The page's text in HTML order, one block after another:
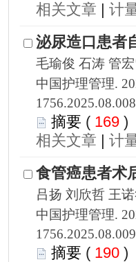
|
1756.2025.08.008
169 )
|
1756.2025.08.009
190 )